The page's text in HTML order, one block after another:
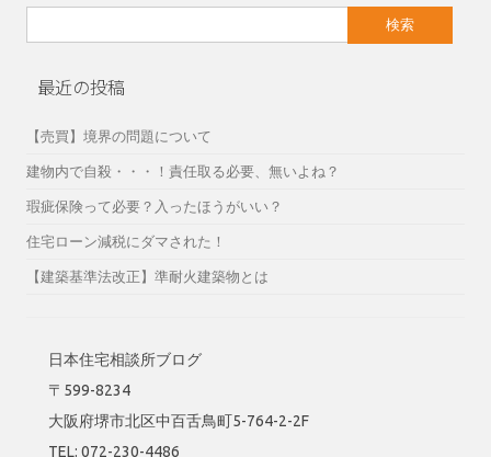
索:
最近の投稿
【売買】境界の問題について
建物内で自殺・・・！責任取る必要、無いよね？
瑕疵保険って必要？入ったほうがいい？
住宅ローン減税にダマされた！
【建築基準法改正】準耐火建築物とは
日本住宅相談所ブログ
〒599-8234
大阪府堺市北区中百舌鳥町5-764-2-2F
TEL: 072-230-4486